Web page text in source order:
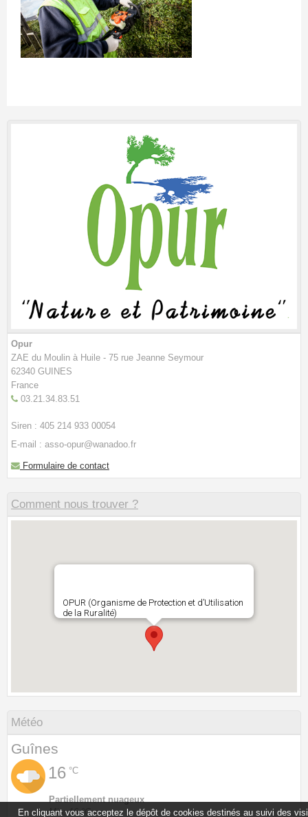
Opur
ZAE du Moulin à Huile - 75 rue Jeanne Seymour
62340 GUINES
France
03.21.34.83.51
Siren : 405 214 933 00054
E-mail : asso-opur@wanadoo.fr
Formulaire de contact
Comment nous trouver ?
OPUR (Organisme de Protection et d’Utilisation
de la Ruralité)
Météo
Guînes
16 °C
Partiellement nuageux
Min: 16 °C
En cliquant vous acceptez le dépôt de cookies destinés au suivi des